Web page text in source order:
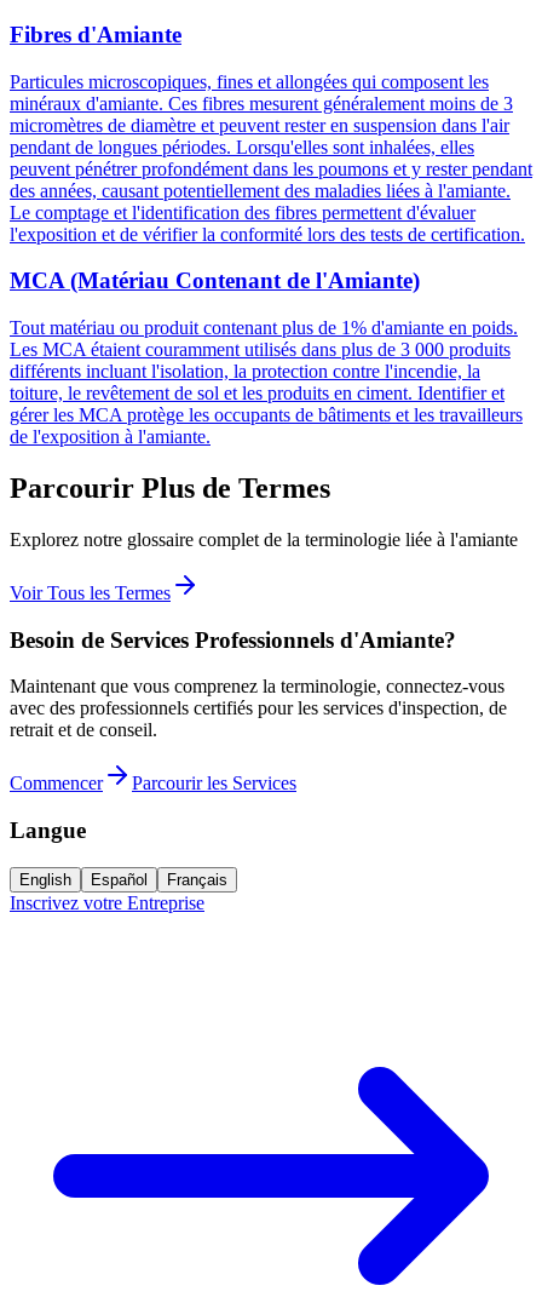
Fibres d'Amiante
Particules microscopiques, fines et allongées qui composent les
minéraux d'amiante. Ces fibres mesurent généralement moins de 3
micromètres de diamètre et peuvent rester en suspension dans l'air
pendant de longues périodes. Lorsqu'elles sont inhalées, elles
peuvent pénétrer profondément dans les poumons et y rester pendant
des années, causant potentiellement des maladies liées à l'amiante.
Le comptage et l'identification des fibres permettent d'évaluer
l'exposition et de vérifier la conformité lors des tests de certification.
MCA (Matériau Contenant de l'Amiante)
Tout matériau ou produit contenant plus de 1% d'amiante en poids.
Les MCA étaient couramment utilisés dans plus de 3 000 produits
différents incluant l'isolation, la protection contre l'incendie, la
toiture, le revêtement de sol et les produits en ciment. Identifier et
gérer les MCA protège les occupants de bâtiments et les travailleurs
de l'exposition à l'amiante.
Parcourir Plus de Termes
Explorez notre glossaire complet de la terminologie liée à l'amiante
Voir Tous les Termes
Besoin de Services Professionnels d'Amiante?
Maintenant que vous comprenez la terminologie, connectez-vous
avec des professionnels certifiés pour les services d'inspection, de
retrait et de conseil.
Commencer Parcourir les Services
Langue
English Español Français
Inscrivez votre Entreprise